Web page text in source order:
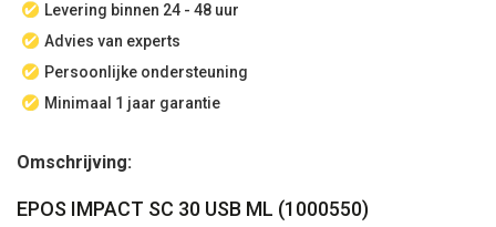
Levering binnen 24 - 48 uur
Advies van experts
Persoonlijke ondersteuning
Minimaal 1 jaar garantie
Omschrijving:
EPOS IMPACT SC 30 USB ML (1000550)